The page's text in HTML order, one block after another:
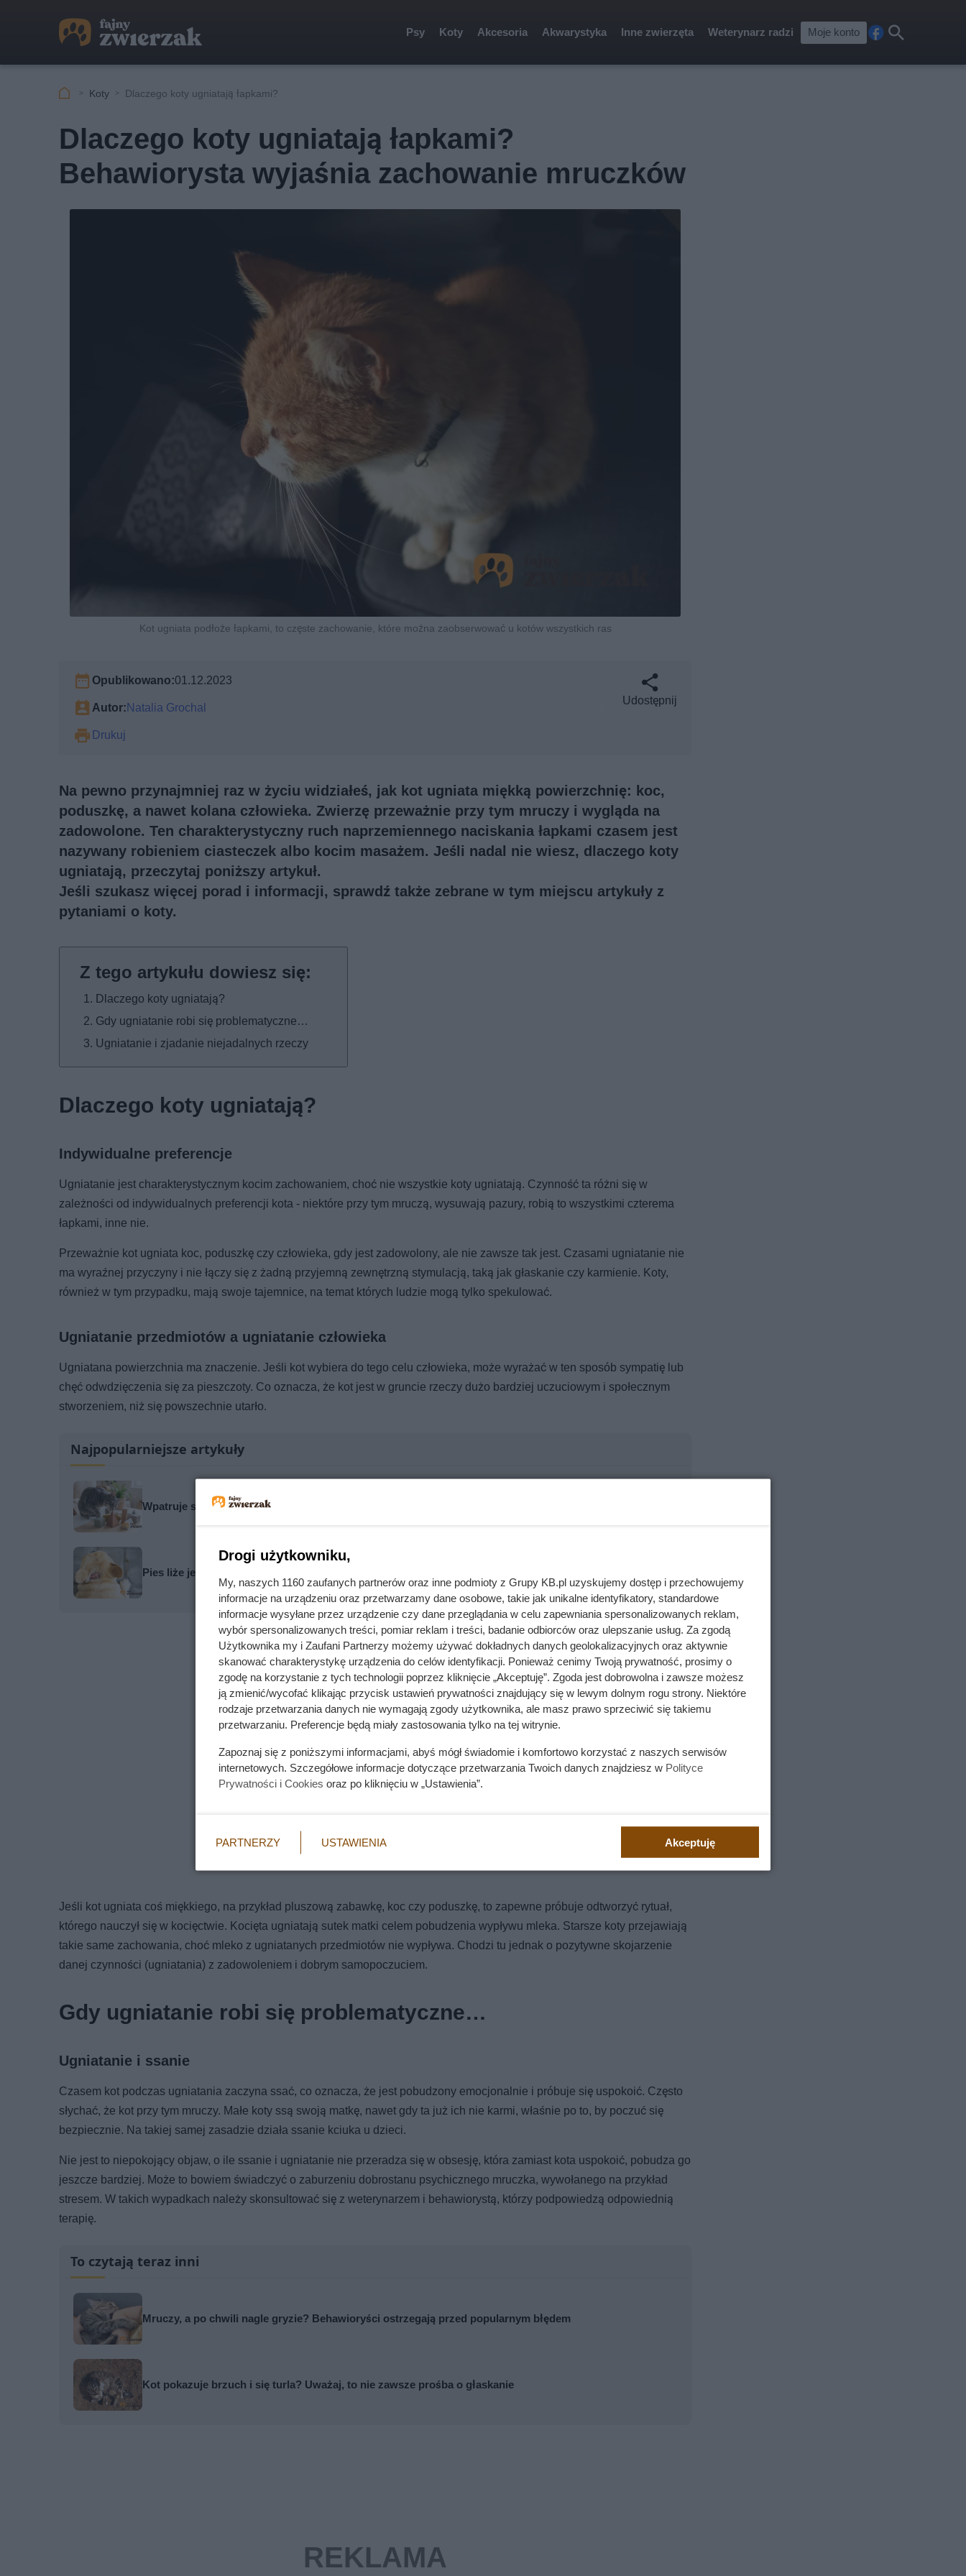
Psy Koty Akcesoria Akwarystyka Inne zwierzęta Weterynarz radzi Moje konto
cebkaj
Koty Dlaczego koty ugniatają łapkami?
Dlaczego koty ugniatają łapkami?
Behawiorysta wyjaśnia zachowanie mruczków
Kot ugniata podłoże łapkami, to częste zachowanie, które można zaobserwować u kotów wszystkich ras
Opublikowano:01.12.2023
Autor:Natalia Grochal
Drukuj
Udostępnij
Na pewno przynajmniej raz w życiu widziałeś, jak kot ugniata miękką powierzchnię: koc,
poduszkę, a nawet kolana człowieka. Zwierzę przeważnie przy tym mruczy i wygląda na
zadowolone. Ten charakterystyczny ruch naprzemiennego naciskania łapkami czasem jest
nazywany robieniem ciasteczek albo kocim masażem. Jeśli nadal nie wiesz, dlaczego koty
ugniatają, przeczytaj poniższy artykuł.
Jeśli szukasz więcej porad i informacji, sprawdź także zebrane w tym miejscu artykuły z
pytaniami o koty.
Dlaczego koty ugniatają?
Gdy ugniatanie robi się problematyczne…
Ugniatanie i zjadanie niejadalnych rzeczy
Dlaczego koty ugniatają?
Indywidualne preferencje
Ugniatanie jest charakterystycznym kocim zachowaniem, choć nie wszystkie koty ugniatają. Czynność ta różni się w
zależności od indywidualnych preferencji kota - niektóre przy tym mruczą, wysuwają pazury, robią to wszystkimi czterema
łapkami, inne nie.
Przeważnie kot ugniata koc, poduszkę czy człowieka, gdy jest zadowolony, ale nie zawsze tak jest. Czasami ugniatanie nie
ma wyraźnej przyczyny i nie łączy się z żadną przyjemną zewnętrzną stymulacją, taką jak głaskanie czy karmienie. Koty,
również w tym przypadku, mają swoje tajemnice, na temat których ludzie mogą tylko spekulować.
Ugniatanie przedmiotów a ugniatanie człowieka
Ugniatana powierzchnia ma znaczenie. Jeśli kot wybiera do tego celu człowieka, może wyrażać w ten sposób sympatię lub
chęć odwdzięczenia się za pieszczoty. Co oznacza, że kot jest w gruncie rzeczy dużo bardziej uczuciowym i społecznym
stworzeniem, niż się powszechnie utarło.
Najpopularniejsze artykuły
Wpatruje się w pustą ścianę lub ciemny kąt? Wyjaśnienie kota nie ma nic wspólnego z duchami
Pies liże jedno miejsce na ciele? To może być groźna choroba skóry!
Jeśli kot ugniata coś miękkiego, na przykład pluszową zabawkę, koc czy poduszkę, to zapewne próbuje odtworzyć rytuał,
którego nauczył się w kocięctwie. Kocięta ugniatają sutek matki celem pobudzenia wypływu mleka. Starsze koty przejawiają
takie same zachowania, choć mleko z ugniatanych przedmiotów nie wypływa. Chodzi tu jednak o pozytywne skojarzenie
danej czynności (ugniatania) z zadowoleniem i dobrym samopoczuciem.
Gdy ugniatanie robi się problematyczne…
Ugniatanie i ssanie
Czasem kot podczas ugniatania zaczyna ssać, co oznacza, że jest pobudzony emocjonalnie i próbuje się uspokoić. Często
słychać, że kot przy tym mruczy. Małe koty ssą swoją matkę, nawet gdy ta już ich nie karmi, właśnie po to, by poczuć się
bezpiecznie. Na takiej samej zasadzie działa ssanie kciuka u dzieci.
Nie jest to niepokojący objaw, o ile ssanie i ugniatanie nie przeradza się w obsesję, która zamiast kota uspokoić, pobudza go
jeszcze bardziej. Może to bowiem świadczyć o zaburzeniu dobrostanu psychicznego mruczka, wywołanego na przykład
stresem. W takich wypadkach należy skonsultować się z weterynarzem i behawiorystą, którzy podpowiedzą odpowiednią
terapię.
To czytają teraz inni
Mruczy, a po chwili nagle gryzie? Behawioryści ostrzegają przed popularnym błędem
Kot pokazuje brzuch i się turla? Uważaj, to nie zawsze prośba o głaskanie
Drogi użytkowniku,
My, naszych 1160 zaufanych partnerów oraz inne podmioty z Grupy KB.pl uzyskujemy dostęp i przechowujemy
informacje na urządzeniu oraz przetwarzamy dane osobowe, takie jak unikalne identyfikatory, standardowe
informacje wysyłane przez urządzenie czy dane przeglądania w celu zapewniania spersonalizowanych reklam,
wybór spersonalizowanych treści, pomiar reklam i treści, badanie odbiorców oraz ulepszanie usług. Za zgodą
Użytkownika my i Zaufani Partnerzy możemy używać dokładnych danych geolokalizacyjnych oraz aktywnie
skanować charakterystykę urządzenia do celów identyfikacji. Ponieważ cenimy Twoją prywatność, prosimy o
zgodę na korzystanie z tych technologii poprzez kliknięcie „Akceptuję”. Zgoda jest dobrowolna i zawsze możesz
ją zmienić/wycofać klikając przycisk ustawień prywatności znajdujący się w lewym dolnym rogu strony. Niektóre
rodzaje przetwarzania danych nie wymagają zgody użytkownika, ale masz prawo sprzeciwić się takiemu
przetwarzaniu. Preferencje będą miały zastosowania tylko na tej witrynie.
Zapoznaj się z poniższymi informacjami, abyś mógł świadomie i komfortowo korzystać z naszych serwisów
internetowych. Szczegółowe informacje dotyczące przetwarzania Twoich danych znajdziesz w Polityce
Prywatności i Cookies oraz po kliknięciu w „Ustawienia”.
PARTNERZY USTAWIENIA Akceptuję